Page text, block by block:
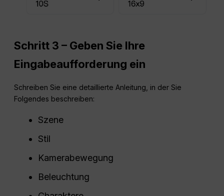
Schritt 3 – Geben Sie Ihre
Eingabeaufforderung ein
Schreiben Sie eine detaillierte Anleitung, in der Sie
Folgendes beschreiben:
Szene
Stil
Kamerabewegung
Beleuchtung